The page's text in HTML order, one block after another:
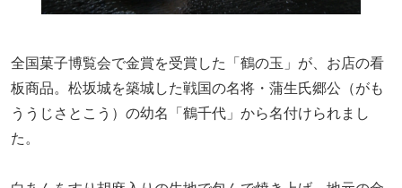
全国菓子博覧会で金賞を受賞した「鶴の玉」が、お店の看
板商品。松坂城を築城した戦国の名将・蒲生氏郷公（がも
ううじさとこう）の幼名「鶴千代」から名付けられまし
た。